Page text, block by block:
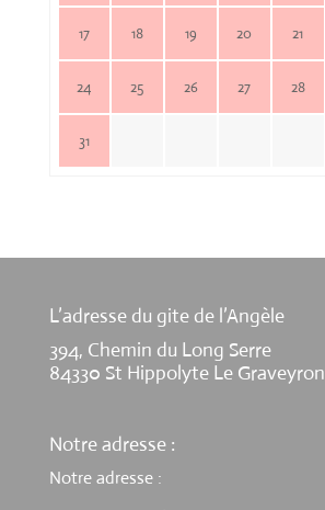
17 18 19 20 21
24 25 26 27 28
31
L’adresse du gite de l’Angèle
394, Chemin du Long Serre
84330 St Hippolyte Le Graveyron
Notre adresse :
Notre adresse :